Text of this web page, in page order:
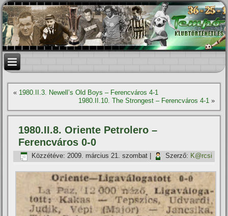
« 1980.II.3. Newell’s Old Boys – Ferencváros 4-1
1980.II.10. The Strongest – Ferencváros 4-1»
1980.II.8. Oriente Petrolero –
Ferencváros 0-0
Közzétéve: 2009. március 21. szombat Szerző: K@rcsi